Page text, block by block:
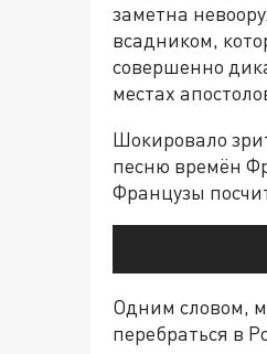
заметна
всадником,
совершенно
местах
Шокировало
песню времён
Французы
Одним словом,
перебраться в